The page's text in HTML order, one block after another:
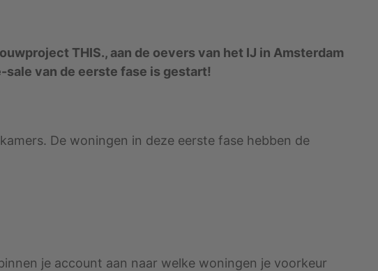
THIS., aan de oevers van het IJ in Amsterdam
sale van de eerste fase is gestart!
De woningen in deze eerste fase hebben de
je account aan naar welke woningen je voorkeur